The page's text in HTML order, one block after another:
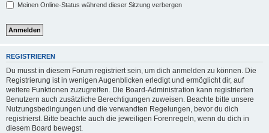
Meinen Online-Status während dieser Sitzung verbergen
REGISTRIEREN
Du musst in diesem Forum registriert sein, um dich anmelden zu können. Die
Registrierung ist in wenigen Augenblicken erledigt und ermöglicht dir, auf
weitere Funktionen zuzugreifen. Die Board-Administration kann registrierten
Benutzern auch zusätzliche Berechtigungen zuweisen. Beachte bitte unsere
Nutzungsbedingungen und die verwandten Regelungen, bevor du dich
registrierst. Bitte beachte auch die jeweiligen Forenregeln, wenn du dich in
diesem Board bewegst.